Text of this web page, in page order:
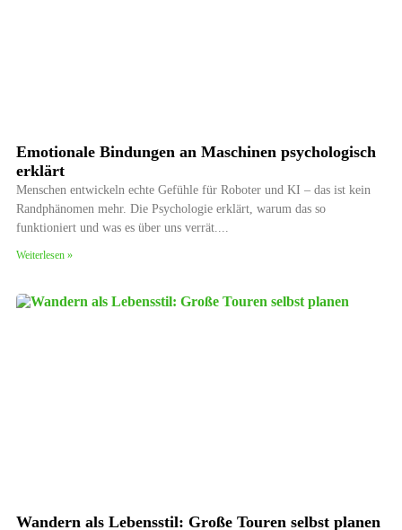
Emotionale Bindungen an Maschinen psychologisch
erklärt
Menschen entwickeln echte Gefühle für Roboter und KI – das ist kein
Randphänomen mehr. Die Psychologie erklärt, warum das so
funktioniert und was es über uns verrät.
Weiterlesen »
Wandern als Lebensstil: Große Touren selbst planen